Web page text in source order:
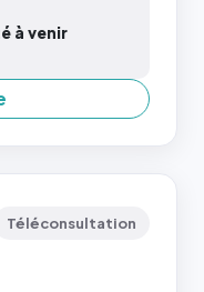
à venir
Téléconsultation